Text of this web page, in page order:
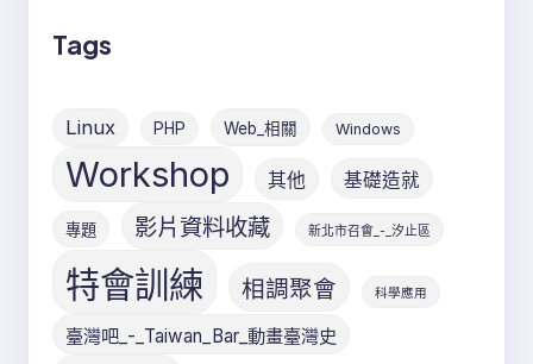
Tags
Linux PHP Web_相關 Windows
Workshop 其他 基礎造就
專題 影片資料收藏 新北市召會_-_汐止區
特會訓練 相調聚會 科學應用
臺灣吧_-_Taiwan_Bar_動畫臺灣史